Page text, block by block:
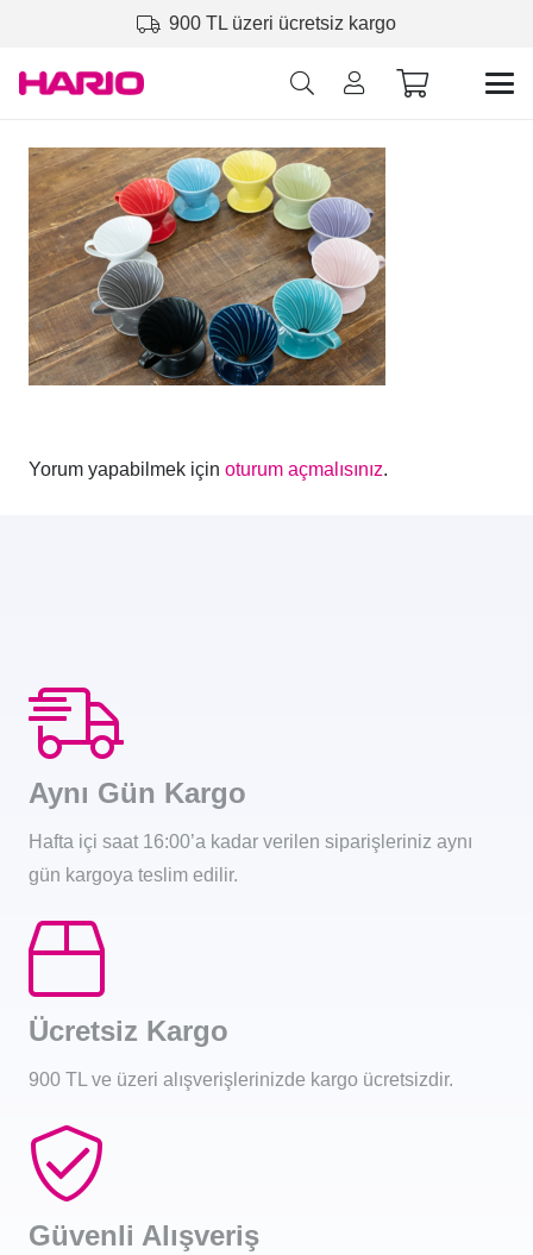
900 TL üzeri ücretsiz kargo
Yorum yapabilmek için oturum açmalısınız.
Aynı Gün Kargo
Hafta içi saat 16:00’a kadar verilen siparişleriniz aynı
gün kargoya teslim edilir.
Ücretsiz Kargo
900 TL ve üzeri alışverişlerinizde kargo ücretsizdir.
Güvenli Alışveriş